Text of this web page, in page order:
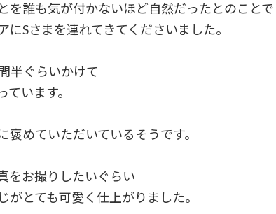
を誰も気が付かないほど自然だったとのことで
にSさまを連れてきてくださいました。
半ぐらいかけて
います。
褒めていただいているそうです。
をお撮りしたいぐらい
がとても可愛く仕上がりました。